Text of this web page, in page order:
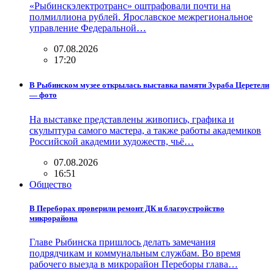
«Рыбинскэлектротранс» оштрафовали почти на
полмиллиона рублей. Ярославское межрегиональное
управление Федеральной…
07.08.2026
17:20
В Рыбинском музее открылась выставка памяти Зураба Церетели
— фото
На выставке представлены живопись, графика и
скульптура самого мастера, а также работы академиков
Российской академии художеств, чьё…
07.08.2026
16:51
Общество
В Переборах проверили ремонт ДК и благоустройство
микрорайона
Главе Рыбинска пришлось делать замечания
подрядчикам и коммунальным службам. Во время
рабочего выезда в микрорайон Переборы глава…